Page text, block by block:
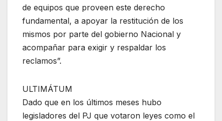
de equipos que proveen este derecho
fundamental, a apoyar la restitución de los
mismos por parte del gobierno Nacional y
acompañar para exigir y respaldar los
reclamos”.
ULTIMÁTUM
Dado que en los últimos meses hubo
legisladores del PJ que votaron leyes como el